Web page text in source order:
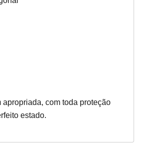
com toda proteção
estado.